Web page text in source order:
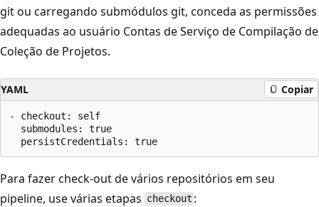
git ou carregando submódulos git, conceda as permissões
adequadas ao usuário Contas de Serviço de Compilação de
Coleção de Projetos.
YAML Copiar
- checkout: self
  submodules: true
Para fazer check-out de vários repositórios em seu
pipeline, use várias etapas checkout :